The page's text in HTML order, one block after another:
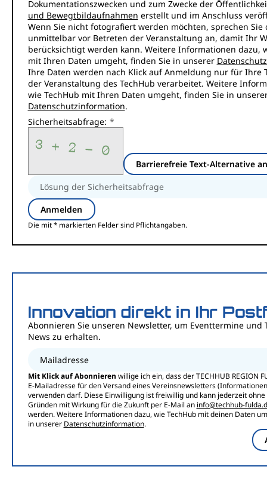
Dokumentationszwecken und zum Zwecke der
und Bewegtbildaufnahmen erstellt und im Anschluss
Wenn Sie nicht fotografiert werden möchten, sprechen Sie
unmittelbar vor Betreten der Veranstaltung an, damit Ihr
berücksichtigt werden kann. Weitere Informationen dazu,
mit Ihren Daten umgeht, finden Sie in unserer
Ihre Daten werden nach Klick auf Anmeldung nur für Ihre
der Veranstaltung des TechHub verarbeitet. Weitere
wie TechHub mit Ihren Daten umgeht, finden Sie in
Datenschutzinformation.
Sicherheitsabfrage:
Barrierefreie Text-Alternative
Die mit * markierten Felder sind Pflichtangaben.
Innovation direkt in Ihr
Abonnieren Sie unseren Newsletter, um Eventtermine und
News zu erhalten.
Mailadresse
Mit Klick auf Abonnieren willige ich ein, dass der TECHHUB REGION
E-Mailadresse für den Versand eines Vereinsnewsletters
verwenden darf. Diese Einwilligung ist freiwillig und kann jederzeit ohne
Gründen mit Wirkung für die Zukunft per E-Mail an info@techhub-
werden. Weitere Informationen dazu, wie TechHub mit deinen Daten
in unserer Datenschutzinformation.